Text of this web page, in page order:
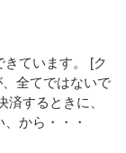
ています。 [ク
全てではないで
するときに、
から・・・